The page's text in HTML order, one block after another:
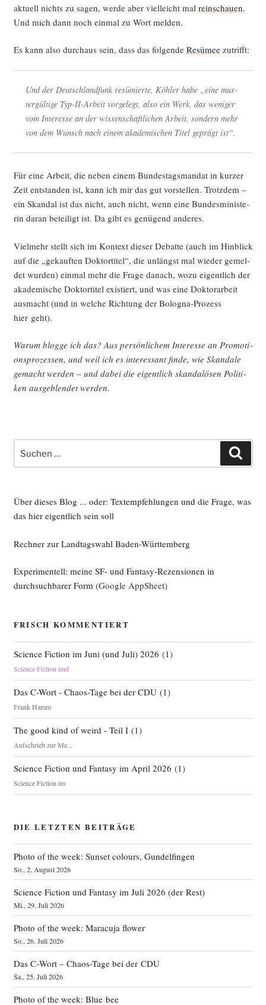
aktu­ell nichts zu sagen, wer­de aber viel­leicht mal rein­schau­en.
Und mich dann noch ein­mal zu Wort melden.
Es kann also durch­aus sein, dass das fol­gen­de Resü­meezutrifft:
Und der Deutsch­land­funk resü­mier­te, Köh­ler habe „eine mus­
ter­gül­ti­ge Typ-II-Arbeit vor­ge­legt, also ein Werk, das weni­ger
vom Inter­es­se an der wis­sen­schaft­li­chen Arbeit, son­dern mehr
von dem Wunsch nach einem aka­de­mi­schen Titel geprägt ist“.
Für eine Arbeit, die neben einem Bun­des­tags­man­dat in kur­zer
Zeit ent­stan­den ist, kann ich mir das gut vor­stel­len. Trotz­dem –
ein Skan­dal ist das nicht, auch nicht, wenn eine Bun­des­mi­nis­te­
rin dar­an betei­ligt ist. Da gibt es genü­gend anderes.
Viel­mehr stellt sich im Kon­text die­ser Debat­te (auch im Hin­blick
auf die „gekauf­ten Dok­tor­ti­tel“, die unlängst mal wie­der gemel­
det wur­den) ein­mal mehr die Fra­ge danach, wozu eigent­lich der
aka­de­mi­sche Dok­tor­ti­tel exis­tiert, und was eine Dok­tor­ar­beit
aus­macht (und in wel­che Rich­tung der Bolo­gna-Pro­zess
hier geht).
War­um blog­ge ich das? Aus per­sön­li­chem Inter­es­se an Pro­mo­ti­
ons­pro­zes­sen, und weil ich es inter­es­sant fin­de, wie Skan­da­le
gemacht wer­den – und dabei die eigent­lich skan­da­lö­sen Poli­ti­
ken aus­ge­blen­det werden.
nach:
Über dieses Blog ... oder: Textempfehlungen und die Frage, was
das hier eigentlich sein soll
Rechner zur Landtagswahl Baden-Württemberg
Experimentell: meine SF- und Fantasy-Rezensionen in
durchsuchbarer Form(Google AppSheet)
FRISCH KOMMENTIERT
Science Fiction im Juni (und Juli) 2026 (1)
Science Fiction und
Das C-Wort - Chaos-Tage bei der CDU(1)
Frank Hamm
The good kind of weird - Teil I(1)
Aufschrieb zur Me...
Science Fiction und Fantasy im April 2026 (1)
Science Fiction im
DIE LETZTEN BEITRÄGE
Photo of the week: Sunset colours, Gundelfingen
So., 2. August 2026
Science Fiction und Fantasy im Juli 2026 (der Rest)
Mi., 29. Juli 2026
Photo of the week: Maracuja flower
So., 26. Juli 2026
Das C‑Wort – Chaos-Tage bei der CDU
Sa., 25. Juli 2026
Photo of the week: Blue bee